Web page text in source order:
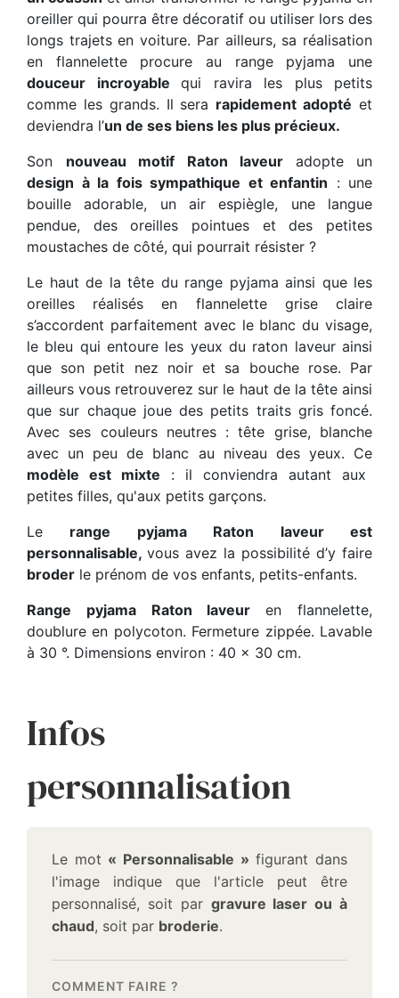
oreiller qui pourra être décoratif ou utiliser lors des
longs trajets en voiture. Par ailleurs, sa réalisation
en flannelette procure au range pyjama une
douceur incroyable qui ravira les plus petits
comme les grands. Il sera rapidement adopté et
deviendra l’un de ses biens les plus précieux.
Son nouveau motif Raton laveur adopte un
design à la fois sympathique et enfantin : une
bouille adorable, un air espiègle, une langue
pendue, des oreilles pointues et des petites
moustaches de côté, qui pourrait résister ?
Le haut de la tête du range pyjama ainsi que les
oreilles réalisés en flannelette grise claire
s’accordent parfaitement avec le blanc du visage,
le bleu qui entoure les yeux du raton laveur ainsi
que son petit nez noir et sa bouche rose. Par
ailleurs vous retrouverez sur le haut de la tête ainsi
que sur chaque joue des petits traits gris foncé.
Avec ses couleurs neutres : tête grise, blanche
avec un peu de blanc au niveau des yeux. Ce
modèle est mixte : il conviendra autant aux
petites filles, qu'aux petits garçons.
Le range pyjama Raton laveur est
personnalisable, vous avez la possibilité d’y faire
broder le prénom de vos enfants, petits-enfants.
Range pyjama Raton laveuren flannelette,
doublure en polycoton. Fermeture zippée. Lavable
à 30 °. Dimensions environ : 40 x 30 cm.
Infos
personnalisation
Le mot « Personnalisable » figurant dans
l'image indique que l'article peut être
personnalisé, soit par gravure laser ou à
chaud, soit par broderie.
COMMENT FAIRE ?